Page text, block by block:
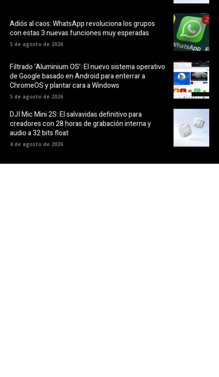
Adiós al caos: WhatsApp revoluciona los grupos
con estas 3 nuevas funciones muy esperadas
5 de agosto de 2026
Filtrado ‘Aluminium OS’: El nuevo sistema operativo
de Google basado en Android para enterrar a
ChromeOS y plantar cara a Windows
5 de agosto de 2026
DJI Mic Mini 2S: El salvavidas definitivo para
creadores con 28 horas de grabación interna y
audio a 32 bits float
4 de agosto de 2026